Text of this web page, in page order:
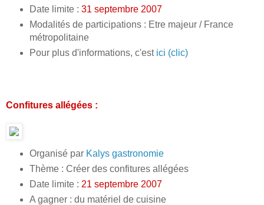
Date limite : 31 septembre 2007
Modalités de participations : Etre majeur / France
métropolitaine
Pour plus d'informations, c'est ici (clic)
Confitures allégées :
Organisé par Kalys gastronomie
Thème : Créer des confitures allégées
Date limite : 21 septembre 2007
A gagner : du matériel de cuisine